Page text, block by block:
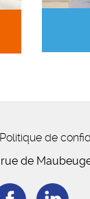
Politique de
de